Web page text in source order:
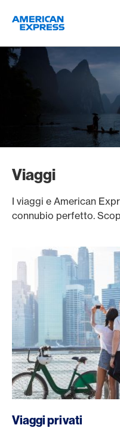
Logo
Viaggi
I viaggi e American
connubio perfetto.
Viaggi privati